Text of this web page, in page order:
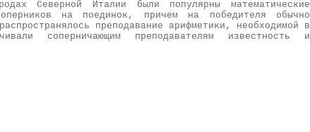
Северной Италии были популярны математические
на поединок, причем на победителя обычно
преподавание арифметики, необходимой в
соперничающим преподавателям известность и